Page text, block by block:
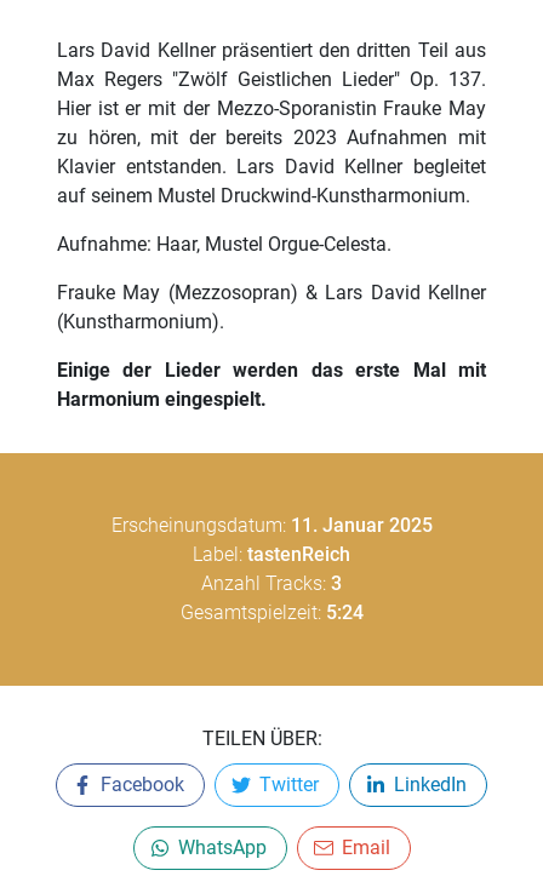
Lars David Kellner präsentiert den dritten Teil aus
Max Regers "Zwölf Geistlichen Lieder" Op. 137.
Hier ist er mit der Mezzo-Sporanistin Frauke May
zu hören, mit der bereits 2023 Aufnahmen mit
Klavier entstanden. Lars David Kellner begleitet
auf seinem Mustel Druckwind-Kunstharmonium.
Aufnahme: Haar, Mustel Orgue-Celesta.
Frauke May (Mezzosopran) & Lars David Kellner
(Kunstharmonium).
Einige der Lieder werden das erste Mal mit
Harmonium eingespielt.
Erscheinungsdatum: 11. Januar 2025
Label: tastenReich
Anzahl Tracks: 3
Gesamtspielzeit: 5:24
TEILEN ÜBER:
Facebook
Twitter LinkedIn
WhatsApp Email